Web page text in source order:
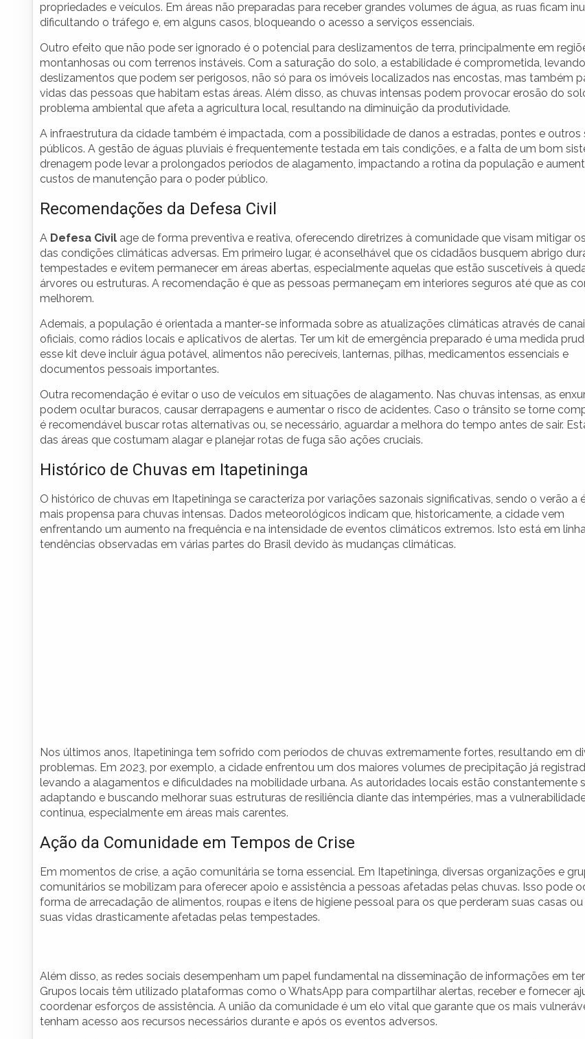
propriedades e veículos. Em áreas não preparadas para receber grandes volumes de água, as ruas ficam
dificultando o tráfego e, em alguns casos, bloqueando o acesso a serviços essenciais.
Outro efeito que não pode ser ignorado é o potencial para deslizamentos de terra, principalmente em
montanhosas ou com terrenos instáveis. Com a saturação do solo, a estabilidade é comprometida,
deslizamentos que podem ser perigosos, não só para os imóveis localizados nas encostas, mas também
vidas das pessoas que habitam estas áreas. Além disso, as chuvas intensas podem provocar erosão do
problema ambiental que afeta a agricultura local, resultando na diminuição da produtividade.
A infraestrutura da cidade também é impactada, com a possibilidade de danos a estradas, pontes e outros
públicos. A gestão de águas pluviais é frequentemente testada em tais condições, e a falta de um bom
drenagem pode levar a prolongados períodos de alagamento, impactando a rotina da população e
custos de manutenção para o poder público.
Recomendações da Defesa Civil
A Defesa Civil age de forma preventiva e reativa, oferecendo diretrizes à comunidade que visam mitigar
das condições climáticas adversas. Em primeiro lugar, é aconselhável que os cidadãos busquem abrigo
tempestades e evitem permanecer em áreas abertas, especialmente aquelas que estão suscetíveis à
árvores ou estruturas. A recomendação é que as pessoas permaneçam em interiores seguros até que as
melhorem.
Ademais, a população é orientada a manter-se informada sobre as atualizações climáticas através de
oficiais, como rádios locais e aplicativos de alertas. Ter um kit de emergência preparado é uma medida
esse kit deve incluir água potável, alimentos não perecíveis, lanternas, pilhas, medicamentos essenciais e
documentos pessoais importantes.
Outra recomendação é evitar o uso de veículos em situações de alagamento. Nas chuvas intensas, as
podem ocultar buracos, causar derrapagens e aumentar o risco de acidentes. Caso o trânsito se torne
é recomendável buscar rotas alternativas ou, se necessário, aguardar a melhora do tempo antes de sair.
das áreas que costumam alagar e planejar rotas de fuga são ações cruciais.
Histórico de Chuvas em Itapetininga
O histórico de chuvas em Itapetininga se caracteriza por variações sazonais significativas, sendo o verão a
mais propensa para chuvas intensas. Dados meteorológicos indicam que, historicamente, a cidade vem
enfrentando um aumento na frequência e na intensidade de eventos climáticos extremos. Isto está em
tendências observadas em várias partes do Brasil devido às mudanças climáticas.
Nos últimos anos, Itapetininga tem sofrido com períodos de chuvas extremamente fortes, resultando em
problemas. Em 2023, por exemplo, a cidade enfrentou um dos maiores volumes de precipitação já
levando a alagamentos e dificuldades na mobilidade urbana. As autoridades locais estão constantemente
adaptando e buscando melhorar suas estruturas de resiliência diante das intempéries, mas a
continua, especialmente em áreas mais carentes.
Ação da Comunidade em Tempos de Crise
Em momentos de crise, a ação comunitária se torna essencial. Em Itapetininga, diversas organizações e
comunitários se mobilizam para oferecer apoio e assistência a pessoas afetadas pelas chuvas. Isso pode
forma de arrecadação de alimentos, roupas e itens de higiene pessoal para os que perderam suas casas
suas vidas drasticamente afetadas pelas tempestades.
Além disso, as redes sociais desempenham um papel fundamental na disseminação de informações em
Grupos locais têm utilizado plataformas como o WhatsApp para compartilhar alertas, receber e fornecer
coordenar esforços de assistência. A união da comunidade é um elo vital que garante que os mais
tenham acesso aos recursos necessários durante e após os eventos adversos.